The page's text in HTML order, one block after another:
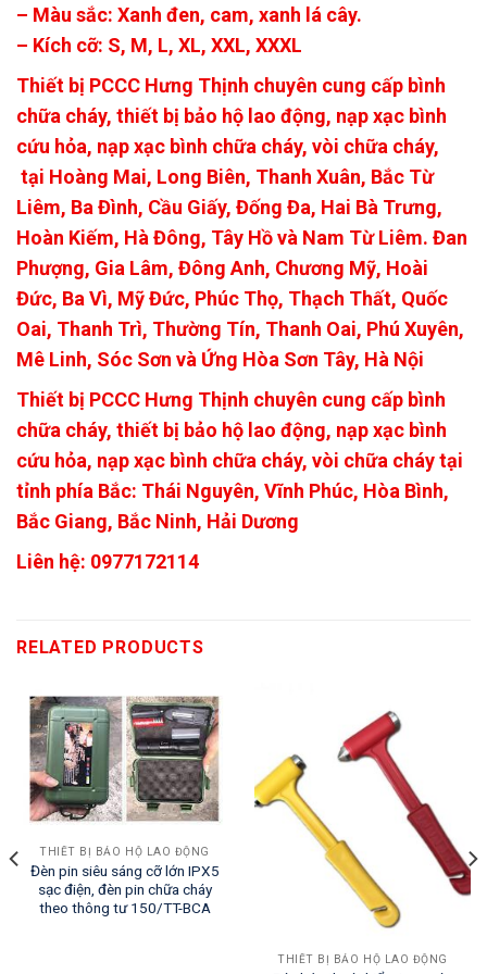
– Màu sắc: Xanh đen, cam, xanh lá cây.
– Kích cỡ: S, M, L, XL, XXL, XXXL
Thiết bị PCCC Hưng Thịnh chuyên cung cấp bình
chữa cháy, thiết bị bảo hộ lao động, nạp xạc bình
cứu hỏa, nạp xạc bình chữa cháy, vòi chữa cháy,
tại Hoàng Mai, Long Biên, Thanh Xuân, Bắc Từ
Liêm, Ba Đình, Cầu Giấy, Đống Đa, Hai Bà Trưng,
Hoàn Kiếm, Hà Đông, Tây Hồ và Nam Từ Liêm. Đan
Phượng, Gia Lâm, Đông Anh, Chương Mỹ, Hoài
Đức, Ba Vì, Mỹ Đức, Phúc Thọ, Thạch Thất, Quốc
Oai, Thanh Trì, Thường Tín, Thanh Oai, Phú Xuyên,
Mê Linh, Sóc Sơn và Ứng Hòa Sơn Tây, Hà Nội
Thiết bị PCCC Hưng Thịnh chuyên cung cấp bình
chữa cháy, thiết bị bảo hộ lao động, nạp xạc bình
cứu hỏa, nạp xạc bình chữa cháy, vòi chữa cháy tại
tỉnh phía Bắc: Thái Nguyên, Vĩnh Phúc, Hòa Bình,
Bắc Giang, Bắc Ninh, Hải Dương
Liên hệ: 0977172114
RELATED PRODUCTS
THIẾT BỊ BẢO HỘ LAO ĐỘNG
Đèn pin siêu sáng cỡ lớn IPX5
sạc điện, đèn pin chữa cháy
theo thông tư 150/TT-BCA
THIẾT BỊ BẢO HỘ LAO ĐỘNG